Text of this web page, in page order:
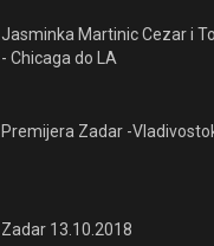
Jasminka Martinic Cezar i
- Chicaga do LA
Premijera Zadar -
Zadar 13.10.2018